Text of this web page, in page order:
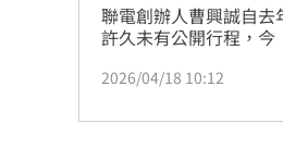
學霸牙醫槓離職
俄羅斯蝗害肆虐
慈濟採購BNT
聯電創辦人曹興誠自
許久未有公開行程，
可能參選台北市長一事
家可能不看好他，但
2026/04/18 10:12